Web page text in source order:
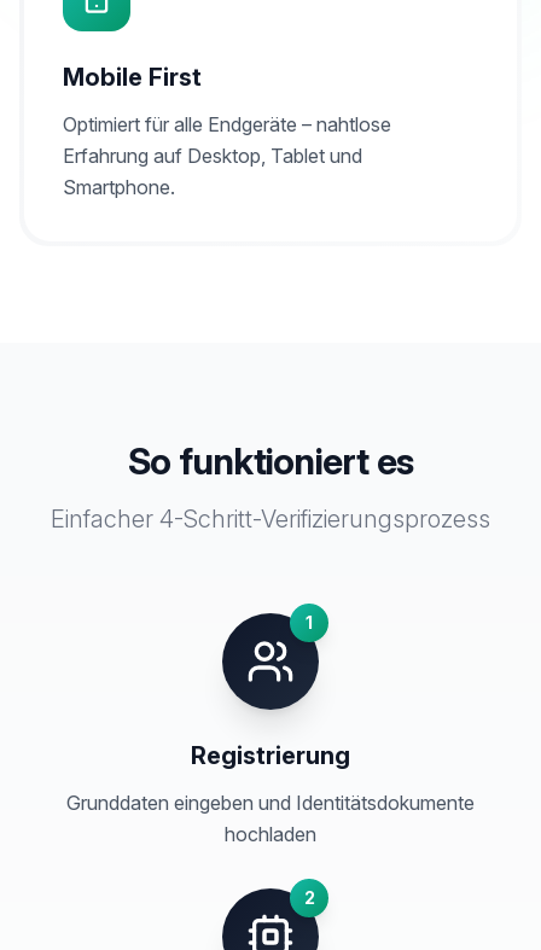
Mobile First
Optimiert für alle Endgeräte – nahtlose
Erfahrung auf Desktop, Tablet und
Smartphone.
So funktioniert es
Einfacher 4-Schritt-Verifizierungsprozess
1
Registrierung
Grunddaten eingeben und Identitätsdokumente
hochladen
2